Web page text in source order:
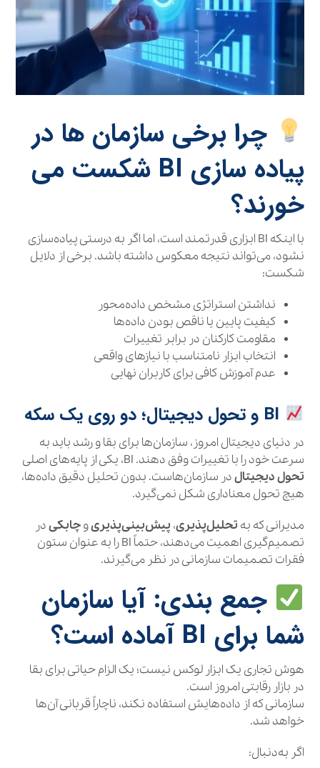
چرا برخی سازمان‌ ها در
پیاده‌ سازی BI شکست می‌
خورند؟
با اینکه BI ابزاری قدرتمند است، اما اگر به درستی پیاده‌سازی
نشود، می‌تواند نتیجه معکوس داشته باشد. برخی از دلایل
شکست:
نداشتن استراتژی مشخص داده‌محور
کیفیت پایین یا ناقص بودن داده‌ها
مقاومت کارکنان در برابر تغییرات
انتخاب ابزار نامتناسب با نیازهای واقعی
عدم آموزش کافی برای کاربران نهایی
در دنیای دیجیتال امروز، سازمان‌ها برای بقا و رشد باید به
سرعت خود را با تغییرات وفق دهند. BI، یکی از پایه‌های اصلی
تحول دیجیتالدر سازمان‌هاست. بدون تحلیل دقیق داده‌ها،
هیچ تحول معناداری شکل نمی‌گیرد.
مدیرانی که به تحلیل‌پذیری، پیش‌بینی‌پذیریوچابکیدر
تصمیم‌گیری اهمیت می‌دهند، حتماً BI را به عنوان ستون
فقرات تصمیمات سازمانی در نظر می‌گیرند.
جمع‌ بندی: آیا سازمان
شما برای BI آماده است؟
هوش تجاری یک ابزار لوکس نیست؛ یک الزام حیاتی برای بقا
در بازار رقابتی امروز است.
سازمانی که از داده‌هایش استفاده نکند، ناچاراً قربانی آن‌ها
خواهد شد.
اگر به‌دنبال: